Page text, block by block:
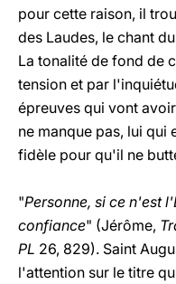
pour cette raison, il
des Laudes, le chant
La tonalité de fond de
tension et par
épreuves qui vont
ne manque pas, lui qui
fidèle pour qu'il ne
"Personne, si ce n'est
confiance" (Jérôme,
PL 26, 829). Saint
l'attention sur le titre